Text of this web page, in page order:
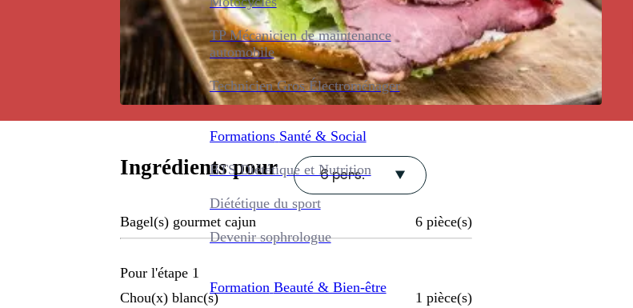
TP Mécanicien de maintenance
automobile
Technicien Gros Électroménager
Formations Santé & Social
BTS Diététique et Nutrition
Diététique du sport
Devenir sophrologue
Formation Beauté & Bien-être
Ingrédients pour 6 pers.
Bagel(s) gourmet cajun 6 pièce(s)
Pour l'étape 1
Chou(x) blanc(s)
1 pièce(s)